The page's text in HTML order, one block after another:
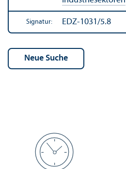
Signatur: EDZ-1031/5.8